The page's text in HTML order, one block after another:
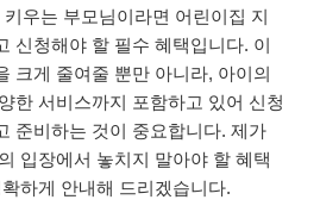
우는 부모님이라면 어린이집 지
신청해야 할 필수 혜택입니다. 이
크게 줄여줄 뿐만 아니라, 아이의
한 서비스까지 포함하고 있어 신청
준비하는 것이 중요합니다. 제가
입장에서 놓치지 말아야 할 혜택
하게 안내해 드리겠습니다.